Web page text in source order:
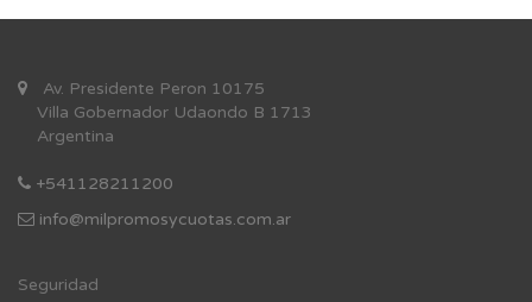
Av. Presidente Peron 10175
Villa Gobernador Udaondo B 1713
Argentina
+541128211200
info@milpromosycuotas.com.ar
Seguridad